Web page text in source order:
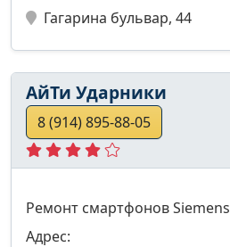
Гагарина бульвар, 44
АйТи Ударники
8 (914) 895-88-05
Ремонт смартфонов Siemens
Адрес: